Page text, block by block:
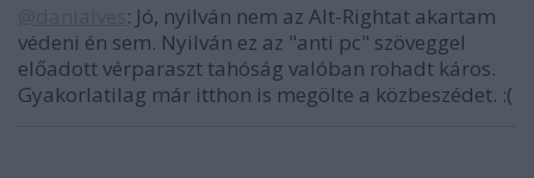
: Jó, nyilván nem az Alt-Rightat akartam
védeni én sem. Nyilván ez az "anti pc" szöveggel
előadott vérparaszt tahóság valóban rohadt káros.
Gyakorlatilag már itthon is megölte a közbeszédet. :(